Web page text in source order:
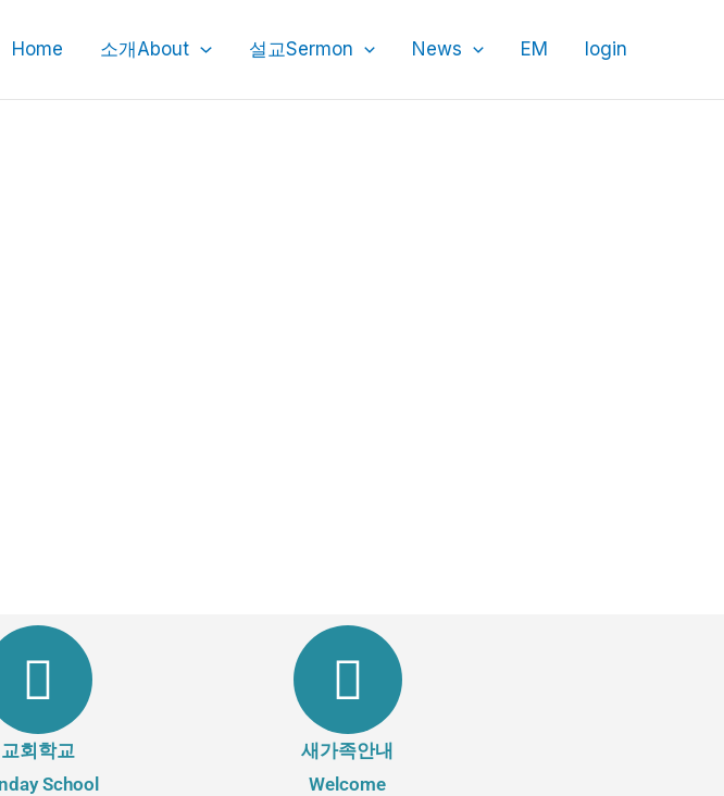
Home 소개About 설교Sermon News EM login
교회학교
School
새가족안내
Welcome